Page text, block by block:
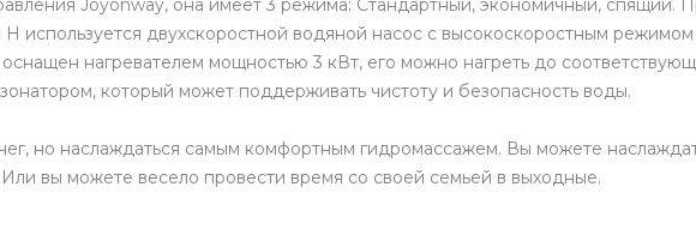
используется двухскоростной водяной насос с высокоскоростным
нагревателем мощностью 3 кВт, его можно нагреть до
который может поддерживать чистоту и безопасность воды.
но наслаждаться самым комфортным гидромассажем. Вы можете
вы можете весело провести время со своей семьей в выходные.